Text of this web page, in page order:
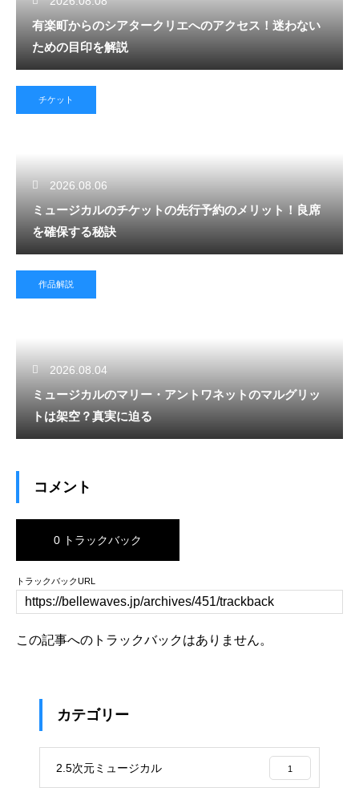
有楽町からのシアタークリエへのアクセス！迷わない
ための目印を解説
チケット
2026.08.06
ミュージカルのチケットの先行予約のメリット！良席
を確保する秘訣
作品解説
2026.08.04
ミュージカルのマリー・アントワネットのマルグリッ
トは架空？真実に迫る
コメント
0 トラックバック
トラックバックURL
この記事へのトラックバックはありません。
カテゴリー
2.5次元ミュージカル 1